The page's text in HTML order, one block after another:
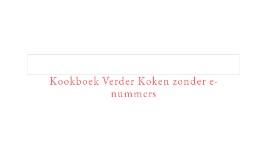
Kookboek Verder Koken zonder e-
nummers